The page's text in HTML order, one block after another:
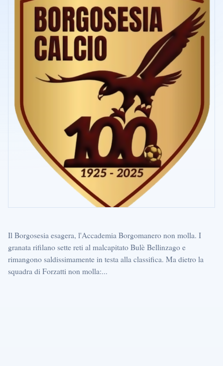
Il Borgosesia esagera, l'Accademia Borgomanero non molla. I
granata rifilano sette reti al malcapitato Bulè Bellinzago e
rimangono saldissimamente in testa alla classifica. Ma dietro la
squadra di Forzatti non molla:...